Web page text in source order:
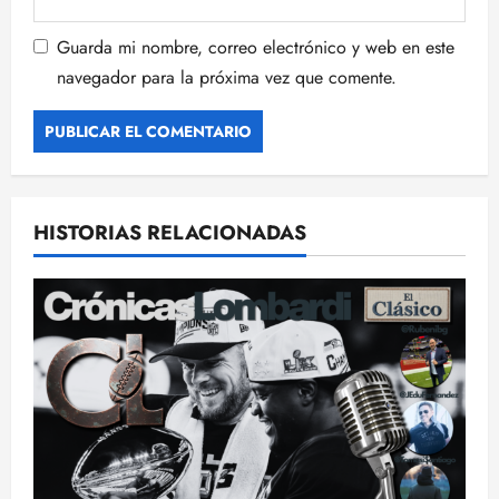
Guarda mi nombre, correo electrónico y web en este
navegador para la próxima vez que comente.
HISTORIAS RELACIONADAS